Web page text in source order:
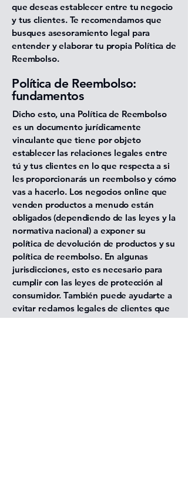
que deseas establecer entre tu negocio
y tus clientes. Te recomendamos que
busques asesoramiento legal para
entender y elaborar tu propia Política de
Reembolso.
Política de Reembolso:
fundamentos
Dicho esto, una Política de Reembolso
es un documento jurídicamente
vinculante que tiene por objeto
establecer las relaciones legales entre
tú y tus clientes en lo que respecta a si
les proporcionarás un reembolso y cómo
vas a hacerlo. Los negocios online que
venden productos a menudo están
obligados (dependiendo de las leyes y la
normativa nacional) a exponer su
política de devolución de productos y su
política de reembolso. En algunas
jurisdicciones, esto es necesario para
cumplir con las leyes de protección al
consumidor. También puede ayudarte a
evitar reclamos legales de clientes que
no están satisfechos con los productos